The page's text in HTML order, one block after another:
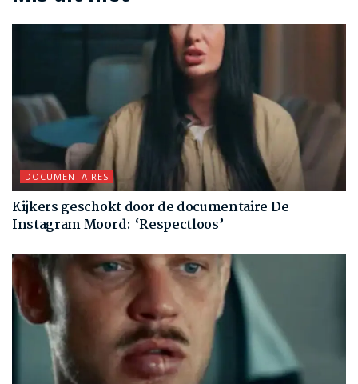
DOCUMENTAIRES
Kijkers geschokt door de documentaire De
Instagram Moord: ‘Respectloos’